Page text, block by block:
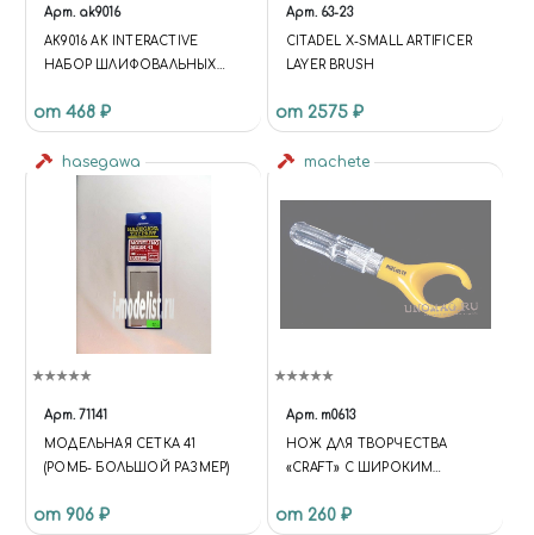
Арт. ak9016
AK9016 AK INTERACTIVE
НАБОР ШЛИФОВАЛЬНЫХ
от 468 ₽
Арт. 63-23
CITADEL X-SMALL ARTIFICER
LAYER BRUSH
от 2575 ₽
hasegawa
Арт. 71141
МОДЕЛЬНАЯ СЕТКА 41
(РОМБ- БОЛЬШОЙ РАЗМЕР)
от 906 ₽
machete
Арт. m0613
НОЖ ДЛЯ ТВОРЧЕСТВА
«CRAFT» С ШИРОКИМ
от 260 ₽